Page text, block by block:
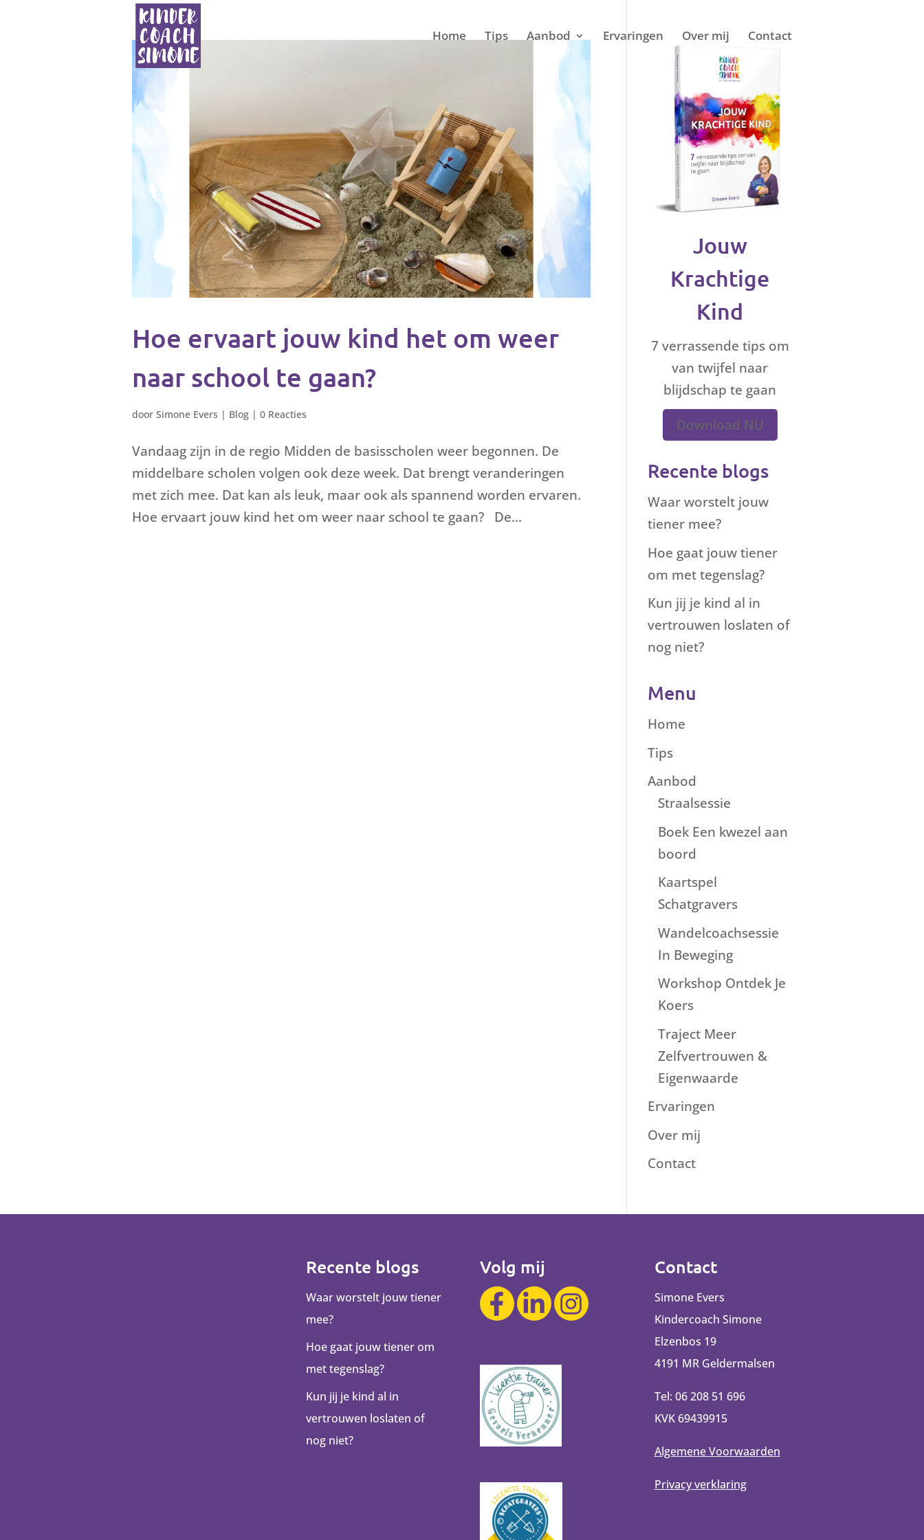
Home Tips Aanbod Ervaringen Over mij Contact
Hoe ervaart jouw kind het om weer
naar school te gaan?
door Simone Evers | Blog | 0 Reacties
Vandaag zijn in de regio Midden de basisscholen weer begonnen. De
middelbare scholen volgen ook deze week. Dat brengt veranderingen
met zich mee. Dat kan als leuk, maar ook als spannend worden ervaren.
Hoe ervaart jouw kind het om weer naar school te gaan? De...
Jouw
Krachtige
Kind
7 verrassende tips om
van twijfel naar
blijdschap te gaan
Download NU
Recente blogs
Waar worstelt jouw
tiener mee?
Hoe gaat jouw tiener
om met tegenslag?
Kun jij je kind al in
vertrouwen loslaten of
nog niet?
Menu
Home
Tips
Aanbod
Straalsessie
Boek Een kwezel aan
boord
Kaartspel
Schatgravers
Wandelcoachsessie
In Beweging
Workshop Ontdek Je
Koers
Traject Meer
Zelfvertrouwen &
Eigenwaarde
Ervaringen
Over mij
Contact
Recente blogs
Waar worstelt jouw tiener
mee?
Hoe gaat jouw tiener om
met tegenslag?
Kun jij je kind al in
vertrouwen loslaten of
nog niet?
Volg mij Contact
Simone Evers
Kindercoach Simone
Elzenbos 19
4191 MR Geldermalsen
Tel: 06 208 51 696
KVK 69439915
Algemene Voorwaarden
Privacy verklaring